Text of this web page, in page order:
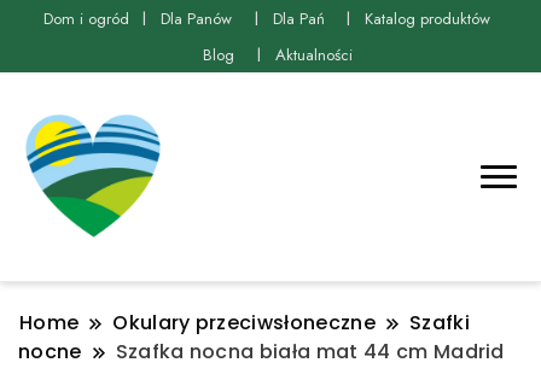
Dom i ogród Dla Panów Dla Pań
Katalog produktów
Blog
Aktualności
Home Okulary przeciwsłoneczne
Szafki
nocne
Szafka nocna biała mat 44 cm Madrid